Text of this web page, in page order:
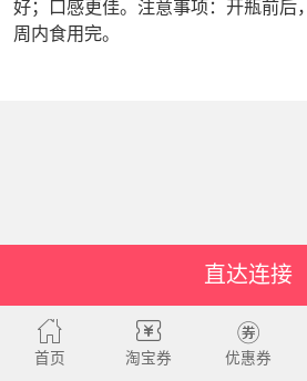
好；口感更佳。注意事项：开瓶前后
周内食用完。
直达连接
首页 淘宝券 优惠券